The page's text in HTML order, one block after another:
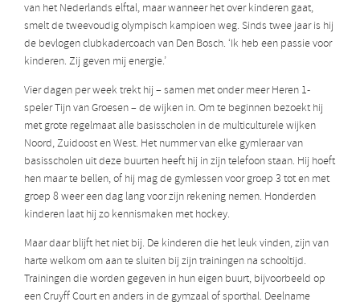
van het Nederlands elftal, maar wanneer het over kinderen gaat,
smelt de tweevoudig olympisch kampioen weg. Sinds twee jaar is hij
de bevlogen clubkadercoach van Den Bosch. ‘Ik heb een passie voor
kinderen. Zij geven mij energie.’
Vier dagen per week trekt hij – samen met onder meer Heren 1-
speler Tijn van Groesen – de wijken in. Om te beginnen bezoekt hij
met grote regelmaat alle basisscholen in de multiculturele wijken
Noord, Zuidoost en West. Het nummer van elke gymleraar van
basisscholen uit deze buurten heeft hij in zijn telefoon staan. Hij hoeft
hen maar te bellen, of hij mag de gymlessen voor groep 3 tot en met
groep 8 weer een dag lang voor zijn rekening nemen. Honderden
kinderen laat hij zo kennismaken met hockey.
Maar daar blijft het niet bij. De kinderen die het leuk vinden, zijn van
harte welkom om aan te sluiten bij zijn trainingen na schooltijd.
Trainingen die worden gegeven in hun eigen buurt, bijvoorbeeld op
een Cruyff Court en anders in de gymzaal of sporthal. Deelname